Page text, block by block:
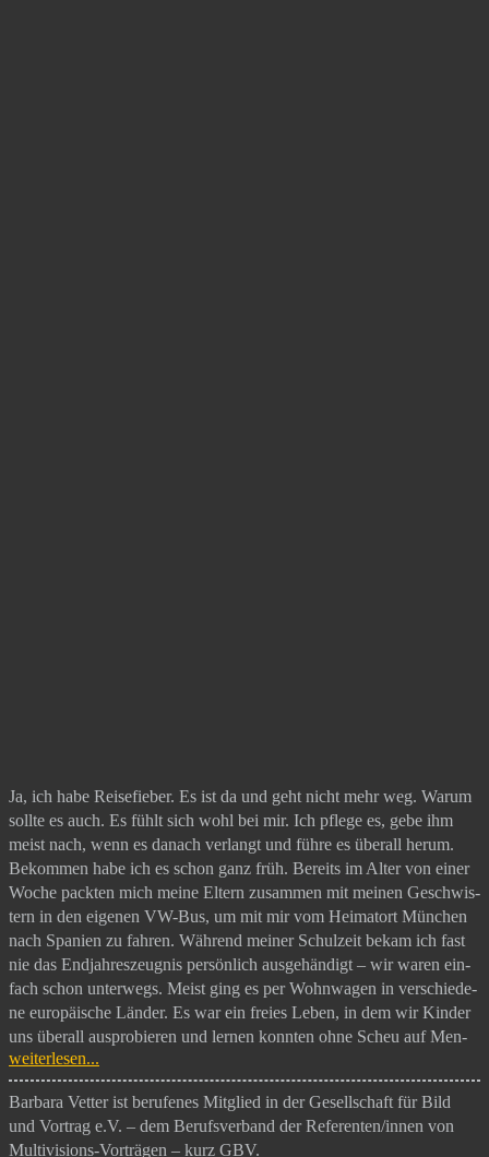
Ja, ich habe Rei­se­fie­ber. Es ist da und geht nicht mehr weg. War­um
soll­te es auch. Es fühlt sich wohl bei mir. Ich pfle­ge es, gebe ihm
meist nach, wenn es danach ver­langt und füh­re es über­all her­um.
Bekom­men habe ich es schon ganz früh. Bereits im Alter von einer
Woche pack­ten mich mei­ne Eltern zusam­men mit mei­nen Geschwis­
tern in den eige­nen VW-Bus, um mit mir vom Hei­mat­ort Mün­chen
nach Spa­ni­en zu fah­ren. Wäh­rend mei­ner Schul­zeit bekam ich fast
nie das End­jah­res­zeug­nis per­sön­lich aus­ge­hän­digt – wir waren ein­
fach schon unter­wegs. Meist ging es per Wohn­wa­gen in ver­schie­de­
ne euro­päi­sche Län­der. Es war ein frei­es Leben, in dem wir Kin­der
uns über­all aus­pro­bie­ren und ler­nen konn­ten ohne Scheu auf Men­
schen aller Kul­tu­ren zuzu­ge­hen. Das Rei­se­fie­ber ging auch nicht
weg, als ich anfing mei­ne eige­nen Ent­schei­dun­gen zu tref­fen. Im
Gegen­teil es wur­de grö­ßer, ver­lang­te nach immer mehr, stell­te alles
in Frage.
weiterlesen...
Bar­ba­ra Vet­ter ist beru­fe­nes Mit­glied in der Gesell­schaft für Bild
und Vor­trag e.V. – dem Berufs­ver­band der Referenten/innen von
Mul­ti­vi­si­ons-Vor­trä­gen – kurz GBV.